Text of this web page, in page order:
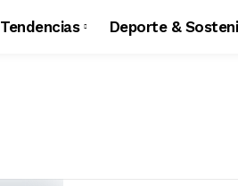
Tendencias Deporte &